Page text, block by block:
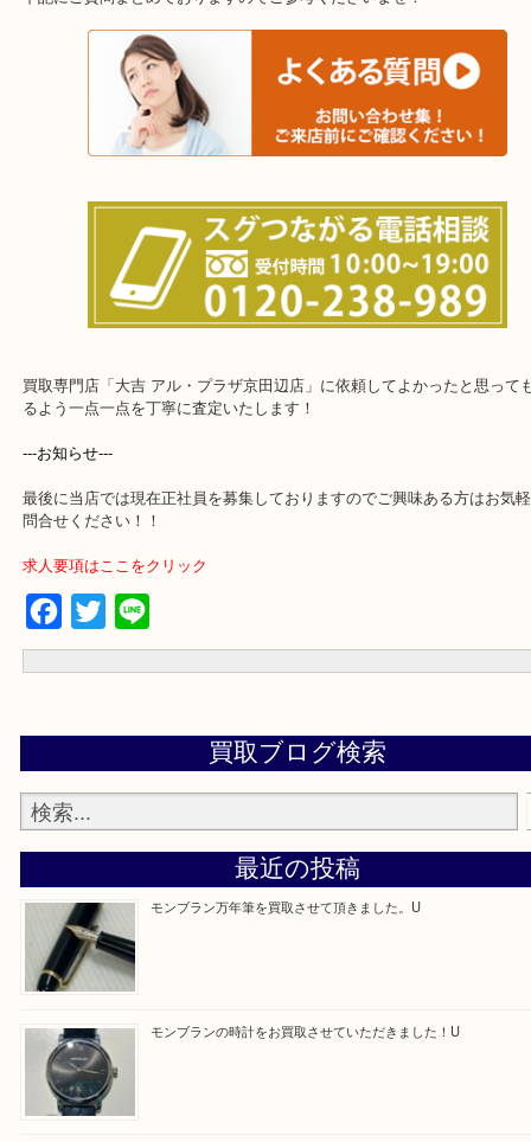
上記に記載がないエリアでもご相談くださいませ！！
※ご来店前に確認しておきたい！という方※
下記にご質問まとめておりますのでご参考くださいませ！
---お知らせ---
最後に当店では現在正社員を募集しておりますのでご興味ある方は
問合せください！！
求人要項はここをクリック
Facebook
Twitter